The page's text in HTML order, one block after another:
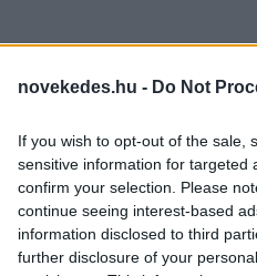
novekedes.hu - Do Not
If you wish to opt-out of the sale,
sensitive information for targeted
confirm your selection. Please
continue seeing interest-based
information disclosed to third
further disclosure of your
a
kikötőket
2023. okt. 4.